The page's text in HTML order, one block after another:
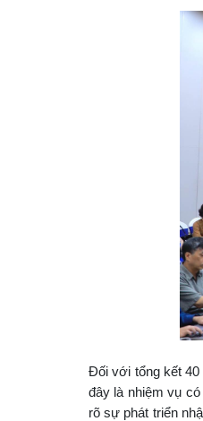
Đối với tổng kết
đây là nhiệm vụ
rõ sự phát triển